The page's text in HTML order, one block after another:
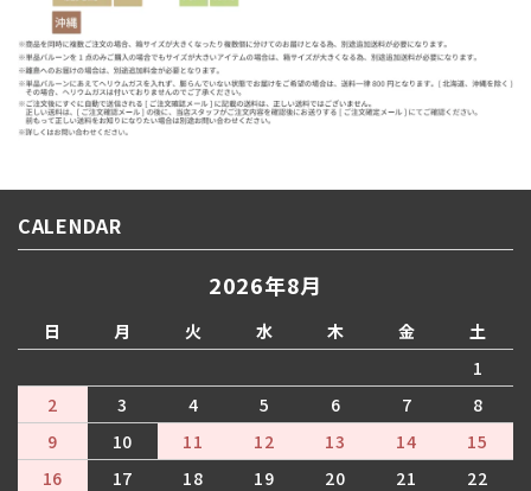
CALENDAR
2026年8月
日 月 火 水 木 金
土
1
2
3 4 5 6 7
8
9
10 11 12 13 14
15
16
17 18 19 20 21
22